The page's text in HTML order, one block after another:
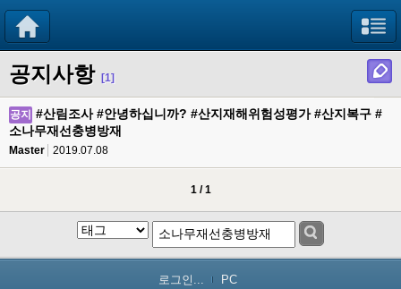
공지사항 [1]
공지
#산림조사 #안녕하십니까? #산지재해위험성평가 #산지복구 #
소나무재선충병방재
Master 2019.07.08
1 / 1
로그인... PC